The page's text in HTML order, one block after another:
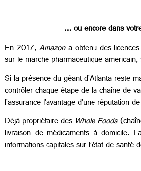
… ou encore dans
En 2017,Amazona obtenu des
sur le marché pharmaceutique
Si la présence du géant d’Atlanta reste
contrôler chaque étape de la chaîne de
l’assurance l’avantage d’une réputation
Déjà propriétaire des Whole Foods
livraison de médicaments à domicile.
informations capitales sur l’état de